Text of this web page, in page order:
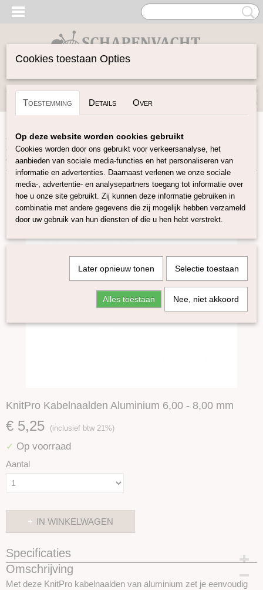
Inloggen Registreren
(0)
Home>Garen>Accessoires>Breinaalden
Breiaccessoires>KnitPro Kabelnaalden Aluminium 6,00 -
8,00 mm
KnitPro Kabelnaalden Aluminium 6,00 - 8,00 mm
€ 5,25 (inclusief btw 21%)
✓ Op voorraad
Aantal
IN WINKELWAGEN
Specificaties
Productcode
SKU45503
Omschrijving
Met deze KnitPro kabelnaalden van aluminium zet je eenvoudig
Cookies toestaan Opties
Toestemming Details Over
Op deze website worden cookies gebruikt
Cookies worden door ons gebruikt voor verkeersanalyse, het
aanbieden van sociale media-functies en het personaliseren van
informatie en advertenties. Daarnaast verlenen we onze sociale
media-, advertentie- en analysepartners toegang tot informatie over
hoe u onze site gebruikt. Zij kunnen deze informatie gebruiken in
combinatie met andere gegevens die zij mogelijk hebben verzameld
door uw gebruik van hun diensten of die u hen hebt verstrekt.
Later opnieuw tonen Selectie toestaan
Alles toestaan Nee, niet akkoord